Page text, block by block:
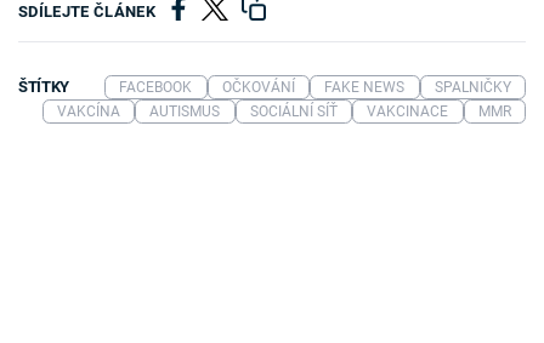
SDÍLEJTE ČLÁNEK
ŠTÍTKY FACEBOOK OČKOVÁNÍ FAKE NEWS
SPALNIČKY
VAKCÍNA
AUTISMUS SOCIÁLNÍ SÍŤ VAKCINACE MMR